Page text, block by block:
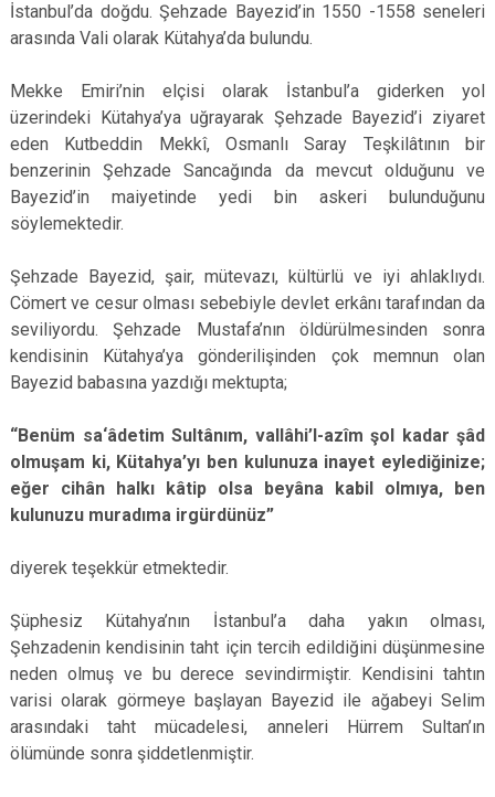
İstanbul’da doğdu. Şehzade Bayezid’in 1550 -1558 seneleri
arasında Vali olarak Kütahya’da bulundu.
Mekke Emiri’nin elçisi olarak İstanbul’a giderken yol
üzerindeki Kütahya’ya uğrayarak Şehzade Bayezid’i ziyaret
eden Kutbeddin Mekkî, Osmanlı Saray Teşkilâtının bir
benzerinin Şehzade Sancağında da mevcut olduğunu ve
Bayezid’in maiyetinde yedi bin askeri bulunduğunu
söylemektedir.
Şehzade Bayezid, şair, mütevazı, kültürlü ve iyi ahlaklıydı.
Cömert ve cesur olması sebebiyle devlet erkânı tarafından da
seviliyordu. Şehzade Mustafa’nın öldürülmesinden sonra
kendisinin Kütahya’ya gönderilişinden çok memnun olan
Bayezid babasına yazdığı mektupta;
“Benüm sa‘âdetim Sultânım, vallâhi’l-azîm şol kadar şâd
olmuşam ki, Kütahya’yı ben kulunuza inayet eylediğinize;
eğer cihân halkı kâtip olsa beyâna kabil olmıya, ben
kulunuzu muradıma irgürdünüz”
diyerek teşekkür etmektedir.
Şüphesiz Kütahya’nın İstanbul’a daha yakın olması,
Şehzadenin kendisinin taht için tercih edildiğini düşünmesine
neden olmuş ve bu derece sevindirmiştir. Kendisini tahtın
varisi olarak görmeye başlayan Bayezid ile ağabeyi Selim
arasındaki taht mücadelesi, anneleri Hürrem Sultan’ın
ölümünde sonra şiddetlenmiştir.